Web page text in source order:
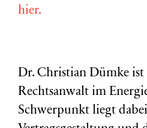
hier.
Dr. Christian Dümke ist
Rechtsanwalt im
Schwerpunkt liegt